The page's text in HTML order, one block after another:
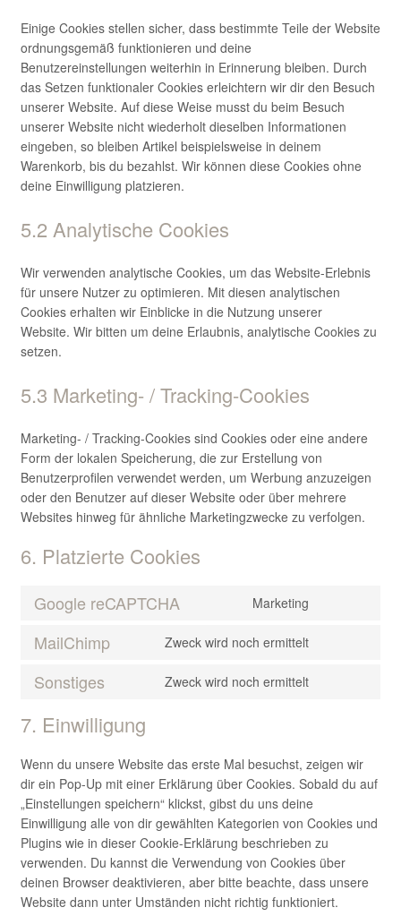
Einige Cookies stellen sicher, dass bestimmte Teile der Website
ordnungsgemäß funktionieren und deine
Benutzereinstellungen weiterhin in Erinnerung bleiben. Durch
das Setzen funktionaler Cookies erleichtern wir dir den Besuch
unserer Website. Auf diese Weise musst du beim Besuch
unserer Website nicht wiederholt dieselben Informationen
eingeben, so bleiben Artikel beispielsweise in deinem
Warenkorb, bis du bezahlst. Wir können diese Cookies ohne
deine Einwilligung platzieren.
5.2 Analytische Cookies
Wir verwenden analytische Cookies, um das Website-Erlebnis
für unsere Nutzer zu optimieren. Mit diesen analytischen
Cookies erhalten wir Einblicke in die Nutzung unserer
Website. Wir bitten um deine Erlaubnis, analytische Cookies zu
setzen.
5.3 Marketing- / Tracking-Cookies
Marketing- / Tracking-Cookies sind Cookies oder eine andere
Form der lokalen Speicherung, die zur Erstellung von
Benutzerprofilen verwendet werden, um Werbung anzuzeigen
oder den Benutzer auf dieser Website oder über mehrere
Websites hinweg für ähnliche Marketingzwecke zu verfolgen.
6. Platzierte Cookies
Google reCAPTCHA Marketing
MailChimp Zweck wird noch ermittelt
Sonstiges Zweck wird noch ermittelt
7. Einwilligung
Wenn du unsere Website das erste Mal besuchst, zeigen wir
dir ein Pop-Up mit einer Erklärung über Cookies. Sobald du auf
„Einstellungen speichern“ klickst, gibst du uns deine
Einwilligung alle von dir gewählten Kategorien von Cookies und
Plugins wie in dieser Cookie-Erklärung beschrieben zu
verwenden. Du kannst die Verwendung von Cookies über
deinen Browser deaktivieren, aber bitte beachte, dass unsere
Website dann unter Umständen nicht richtig funktioniert.